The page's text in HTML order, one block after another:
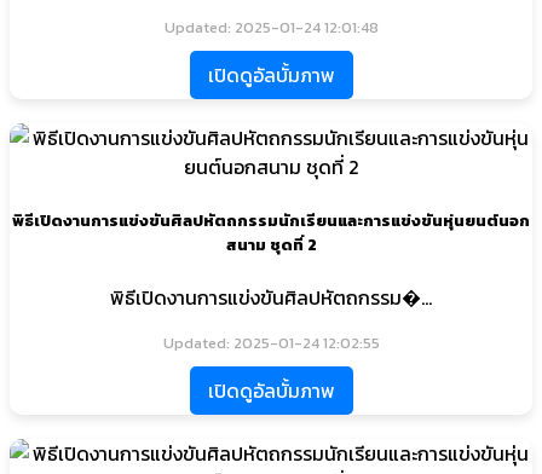
Updated: 2025-01-24 12:01:48
เปิดดูอัลบั้มภาพ
พิธีเปิดงานการแข่งขันศิลปหัตถกรรมนักเรียนและการแข่งขันหุ่นยนต์นอก
สนาม ชุดที่ 2
พิธีเปิดงานการแข่งขันศิลปหัตถกรรม�...
Updated: 2025-01-24 12:02:55
เปิดดูอัลบั้มภาพ